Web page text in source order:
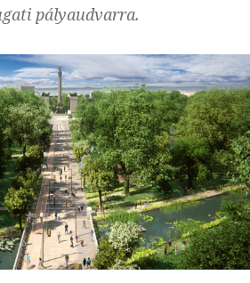
pályaudvarra.